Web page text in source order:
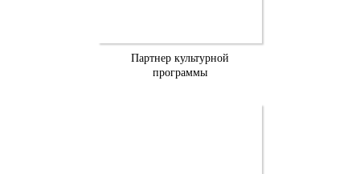
Партнер культурной
программы